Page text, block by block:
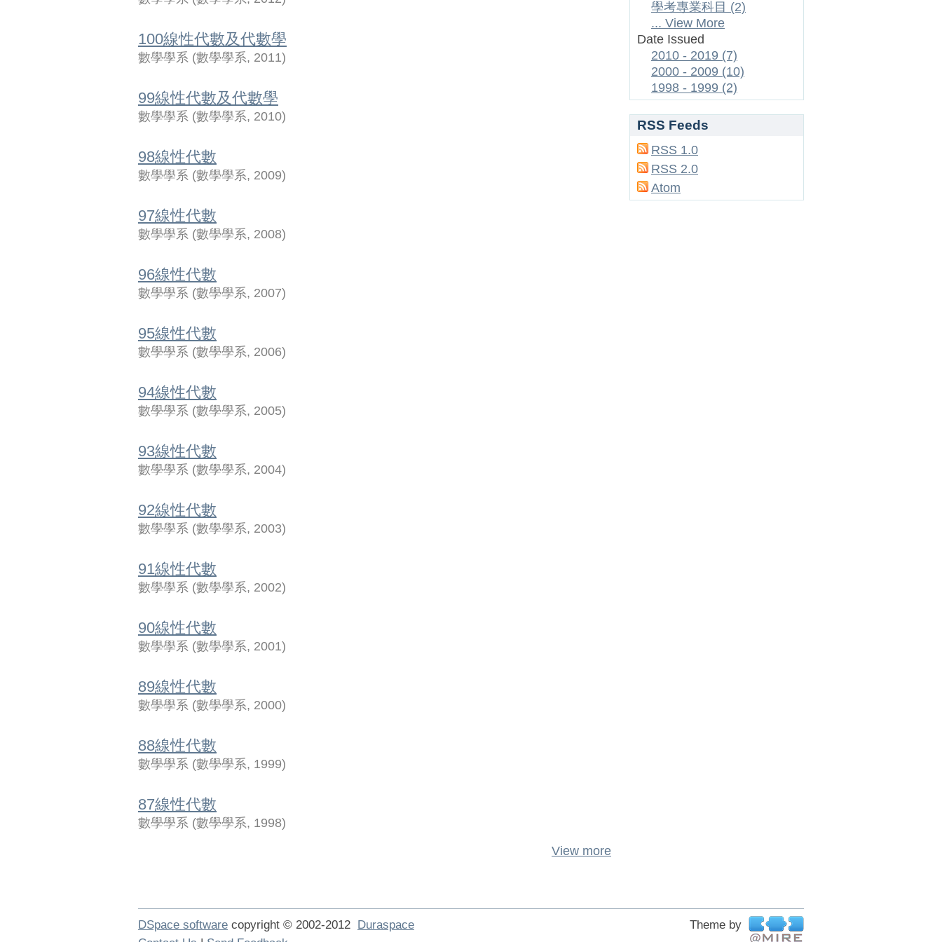
100線性代數及代數學
數學學系 (數學學系, 2011)
99線性代數及代數學
數學學系 (數學學系, 2010)
98線性代數
數學學系 (數學學系, 2009)
97線性代數
數學學系 (數學學系, 2008)
96線性代數
數學學系 (數學學系, 2007)
95線性代數
數學學系 (數學學系, 2006)
94線性代數
數學學系 (數學學系, 2005)
93線性代數
數學學系 (數學學系, 2004)
92線性代數
數學學系 (數學學系, 2003)
91線性代數
數學學系 (數學學系, 2002)
90線性代數
數學學系 (數學學系, 2001)
89線性代數
數學學系 (數學學系, 2000)
88線性代數
數學學系 (數學學系, 1999)
87線性代數
數學學系 (數學學系, 1998)
View more
學考專業科目 (2)
... View More
Date Issued
2010 - 2019 (7)
2000 - 2009 (10)
1998 - 1999 (2)
RSS Feeds
RSS 1.0
RSS 2.0
Atom
DSpace software copyright © 2002-2012 Duraspace
Theme by